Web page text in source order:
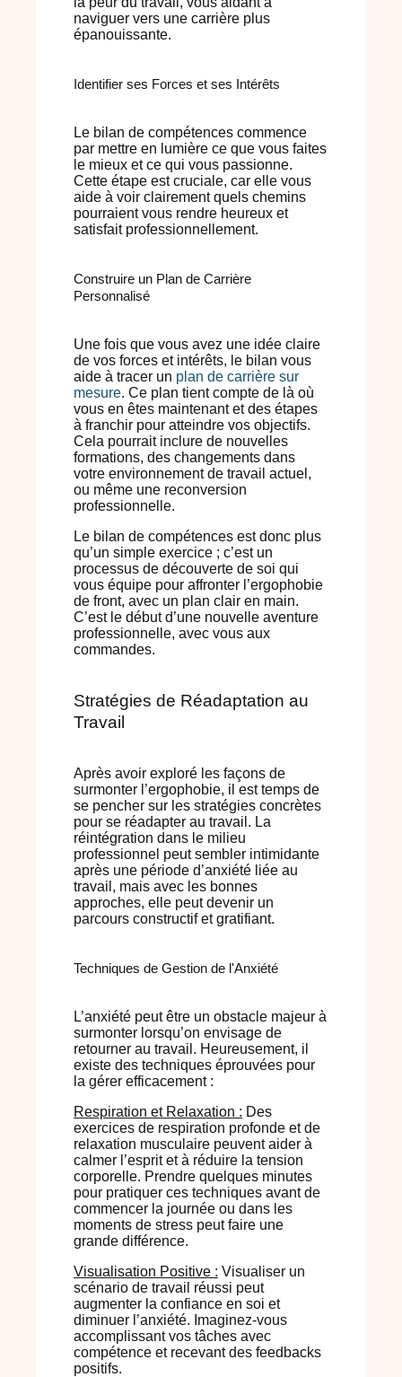
naviguer vers une carrière plus
épanouissante.
Identifier ses Forces et ses Intérêts
Le bilan de compétences commence
par mettre en lumière ce que vous faites
le mieux et ce qui vous passionne.
Cette étape est cruciale, car elle vous
aide à voir clairement quels chemins
pourraient vous rendre heureux et
satisfait professionnellement.
Construire un Plan de Carrière
Personnalisé
Une fois que vous avez une idée claire
de vos forces et intérêts, le bilan vous
aide à tracer un plan de carrière sur
mesure. Ce plan tient compte de là où
vous en êtes maintenant et des étapes
à franchir pour atteindre vos objectifs.
Cela pourrait inclure de nouvelles
formations, des changements dans
votre environnement de travail actuel,
ou même une reconversion
professionnelle.
Le bilan de compétences est donc plus
qu’un simple exercice ; c’est un
processus de découverte de soi qui
vous équipe pour affronter l’ergophobie
de front, avec un plan clair en main.
C’est le début d’une nouvelle aventure
professionnelle, avec vous aux
commandes.
Stratégies de Réadaptation au
Travail
Après avoir exploré les façons de
surmonter l’ergophobie, il est temps de
se pencher sur les stratégies concrètes
pour se réadapter au travail. La
réintégration dans le milieu
professionnel peut sembler intimidante
après une période d’anxiété liée au
travail, mais avec les bonnes
approches, elle peut devenir un
parcours constructif et gratifiant.
Techniques de Gestion de l'Anxiété
L’anxiété peut être un obstacle majeur à
surmonter lorsqu’on envisage de
retourner au travail. Heureusement, il
existe des techniques éprouvées pour
la gérer efficacement :
Respiration et Relaxation : Des
exercices de respiration profonde et de
relaxation musculaire peuvent aider à
calmer l’esprit et à réduire la tension
corporelle. Prendre quelques minutes
pour pratiquer ces techniques avant de
commencer la journée ou dans les
moments de stress peut faire une
grande différence.
Visualisation Positive : Visualiser un
scénario de travail réussi peut
augmenter la confiance en soi et
diminuer l’anxiété. Imaginez-vous
accomplissant vos tâches avec
compétence et recevant des feedbacks
positifs.